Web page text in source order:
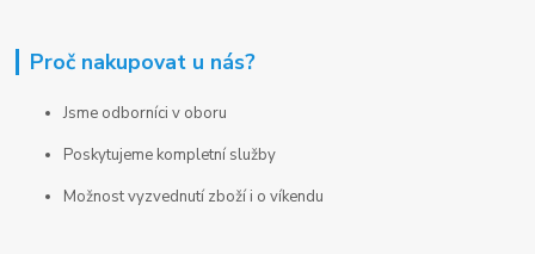
Proč nakupovat u nás?
Jsme odborníci v oboru
Poskytujeme kompletní služby
Možnost vyzvednutí zboží i o víkendu